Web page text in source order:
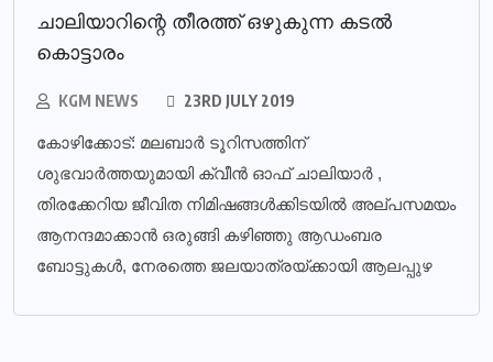
ചാലിയാറിന്റെ തീരത്ത് ഒഴുകുന്ന കടൽ
കൊട്ടാരം
KGM NEWS 23RD JULY 2019
കോഴിക്കോട്: മലബാർ ടൂറിസത്തിന്
ശുഭവാർത്തയുമായി ക്വീൻ ഓഫ് ചാലിയാർ ,
തിരക്കേറിയ ജീവിത നിമിഷങ്ങൾക്കിടയിൽ അല്പസമയം
ആനന്ദമാക്കാൻ ഒരുങ്ങി കഴിഞ്ഞു ആഡംബര
ബോട്ടുകൾ, നേരത്തെ ജലയാത്രയ്ക്കായി ആലപ്പുഴ